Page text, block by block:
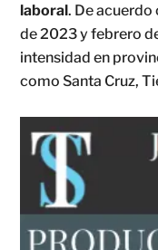
laboral. De
de 2023 y febrero
intensidad en
como Santa Cruz,